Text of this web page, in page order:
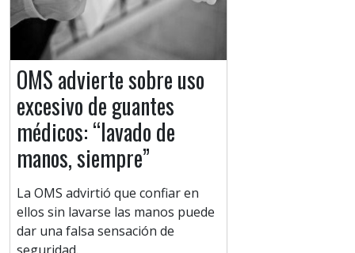
OMS advierte sobre uso
excesivo de guantes
médicos: “lavado de
manos, siempre”
La OMS advirtió que confiar en
ellos sin lavarse las manos puede
dar una falsa sensación de